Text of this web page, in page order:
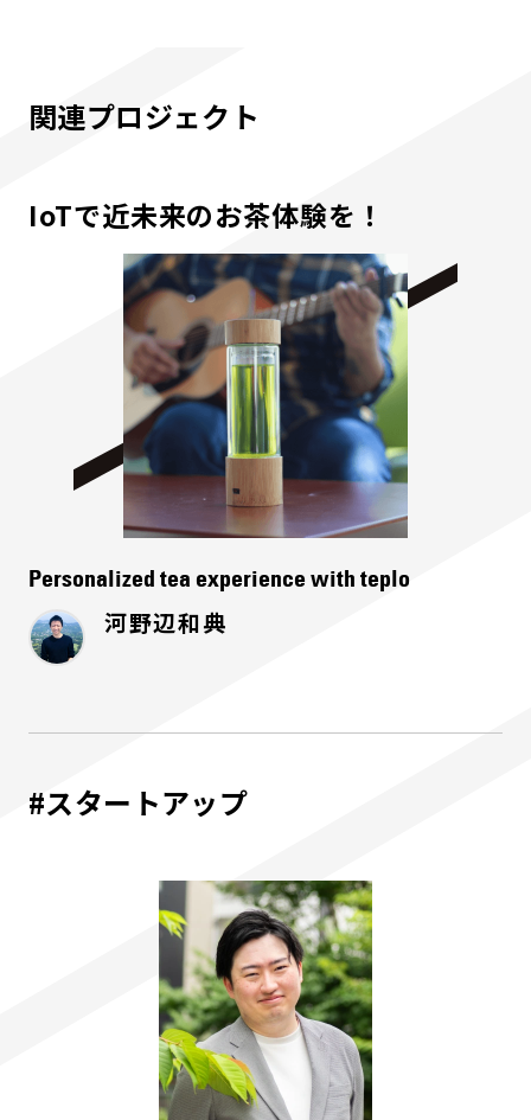
関連プロジェクト
IoTで近未来のお茶体験を！
Personalized tea experience with teplo
河野辺和典
#スタートアップ